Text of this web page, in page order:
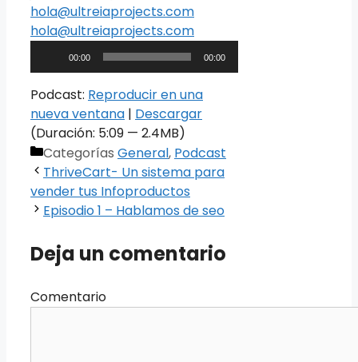
hola@ultreiaprojects.com
hola@ultreiaprojects.com
Reproductor
de
audio
00:00 00:00
Podcast: Reproducir en una
nueva ventana | Descargar
(Duración: 5:09 — 2.4MB)
Categorías General, Podcast
ThriveCart- Un sistema para
vender tus Infoproductos
Episodio 1 – Hablamos de seo
Deja un comentario
Comentario